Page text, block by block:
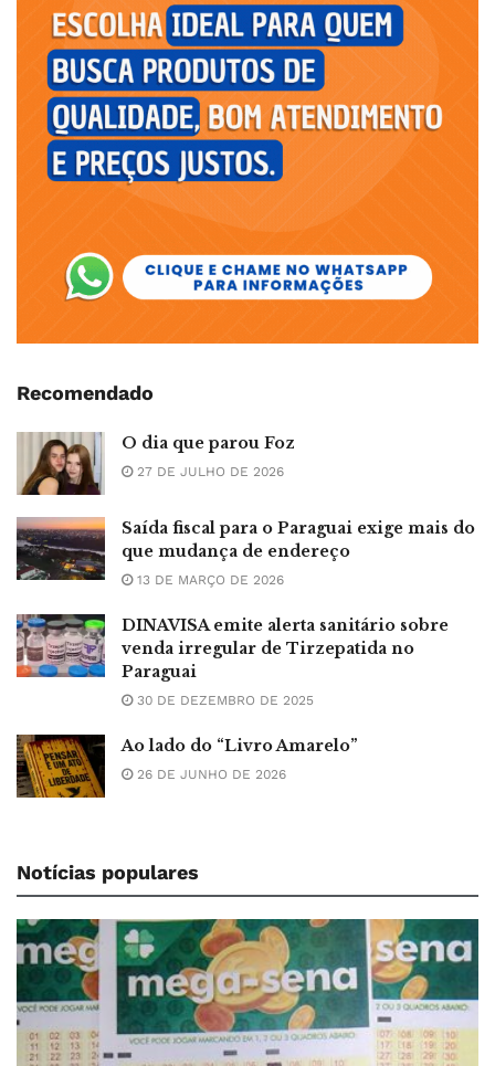
Recomendado
O dia que parou Foz
27 DE JULHO DE 2026
Saída fiscal para o Paraguai exige mais do
que mudança de endereço
13 DE MARÇO DE 2026
DINAVISA emite alerta sanitário sobre
venda irregular de Tirzepatida no
Paraguai
30 DE DEZEMBRO DE 2025
Ao lado do “Livro Amarelo”
26 DE JUNHO DE 2026
Notícias populares